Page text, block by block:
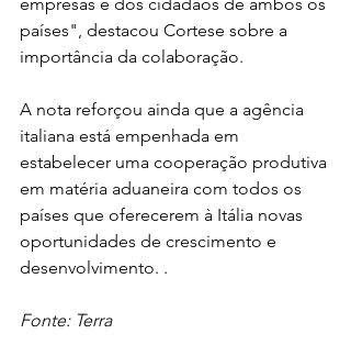
países", destacou Cortese sobre a
importância da colaboração.
A nota reforçou ainda que a agência
italiana está empenhada em
estabelecer uma cooperação produtiva
em matéria aduaneira com todos os
países que oferecerem à Itália novas
oportunidades de crescimento e
desenvolvimento. .
Fonte: Terra